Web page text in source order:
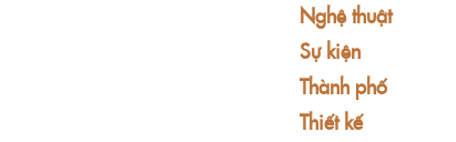
Nghệ thuật
Sự kiện
Thành phố
Thiết kế